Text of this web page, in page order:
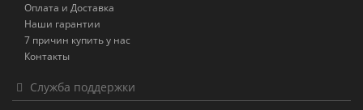
Оплата и Доставка
Наши гарантии
7 причин купить у нас
Контакты
Служба поддержки